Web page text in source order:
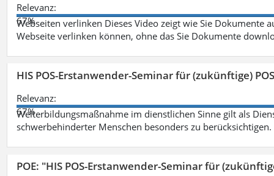
Relevanz:
67%
Webseiten verlinken Dieses Video zeigt wie Sie Dokumente
Webseite verlinken können, ohne das Sie Dokumente
HIS POS-Erstanwender-Seminar für (zukünftige)
Relevanz:
67%
Weiterbildungsmaßnahme im dienstlichen Sinne gilt als
schwerbehinderter Menschen besonders zu berücksichtigen.
POE: "HIS POS-Erstanwender-Seminar für